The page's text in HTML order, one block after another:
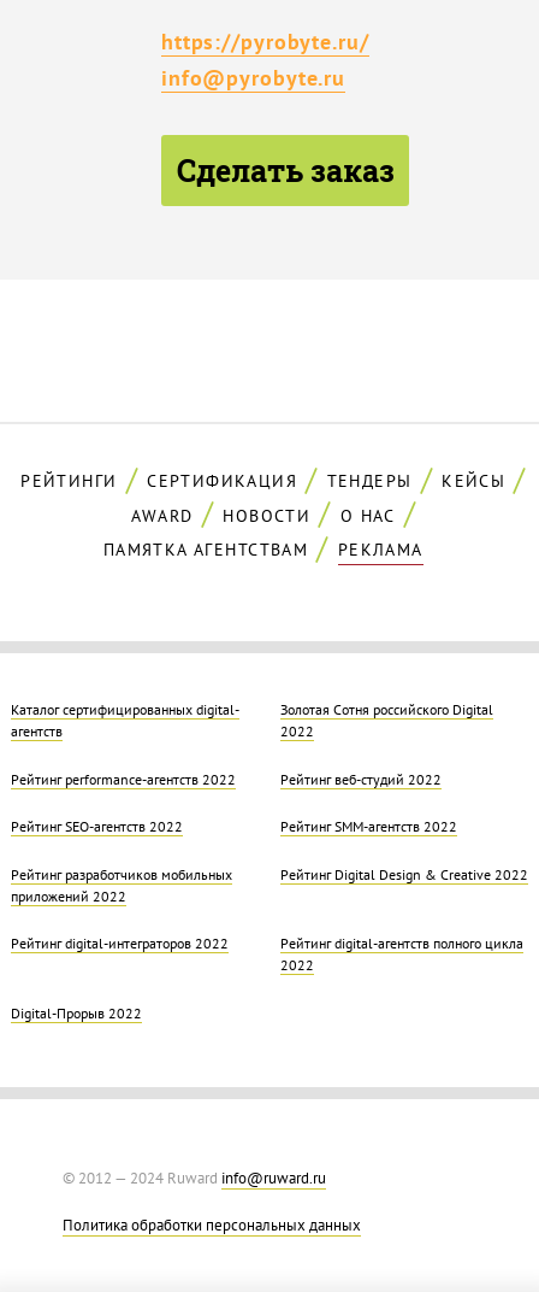
https://pyrobyte.ru/
info@pyrobyte.ru
Сделать заказ
РЕЙТИНГИ СЕРТИФИКАЦИЯ ТЕНДЕРЫ
КЕЙСЫ
AWARD
НОВОСТИ
О НАС
ПАМЯТКА АГЕНТСТВАМ
РЕКЛАМА
Каталог сертифицированных digital-
агентств
Золотая Cотня российского Digital
2022
Рейтинг performance-агентств 2022 Рейтинг веб-студий 2022
Рейтинг SEO-агентств 2022 Рейтинг SMM-агентств 2022
Рейтинг разработчиков мобильных
приложений 2022
Рейтинг Digital Design & Creative 2022
Рейтинг digital-интеграторов 2022
Рейтинг digital-агентств полного цикла
2022
Digital-Прорыв 2022
© 2012 — 2024 Ruward info@ruward.ru
Политика обработки персональных данных